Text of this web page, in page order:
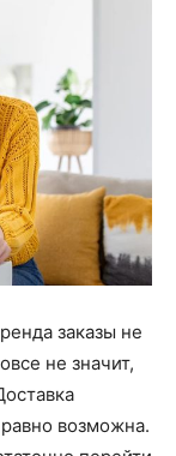
заказы не
не значит,
возможна.